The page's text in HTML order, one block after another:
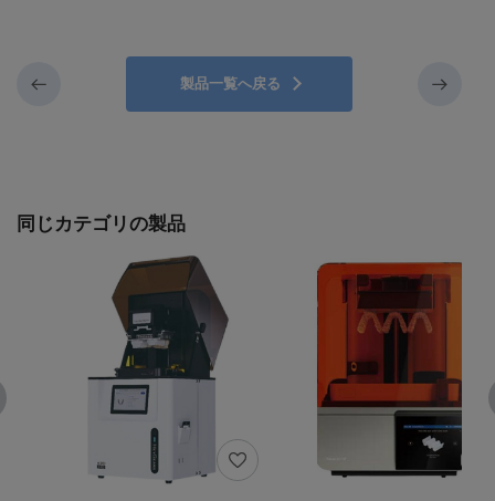
製品一覧へ戻る
同じカテゴリの製品